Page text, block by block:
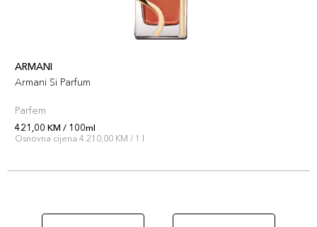
ARMANI
Armani Si Parfum
Parfem
421,00 KM / 100ml
Osnovna cijena 4.210,00 KM / 1 l